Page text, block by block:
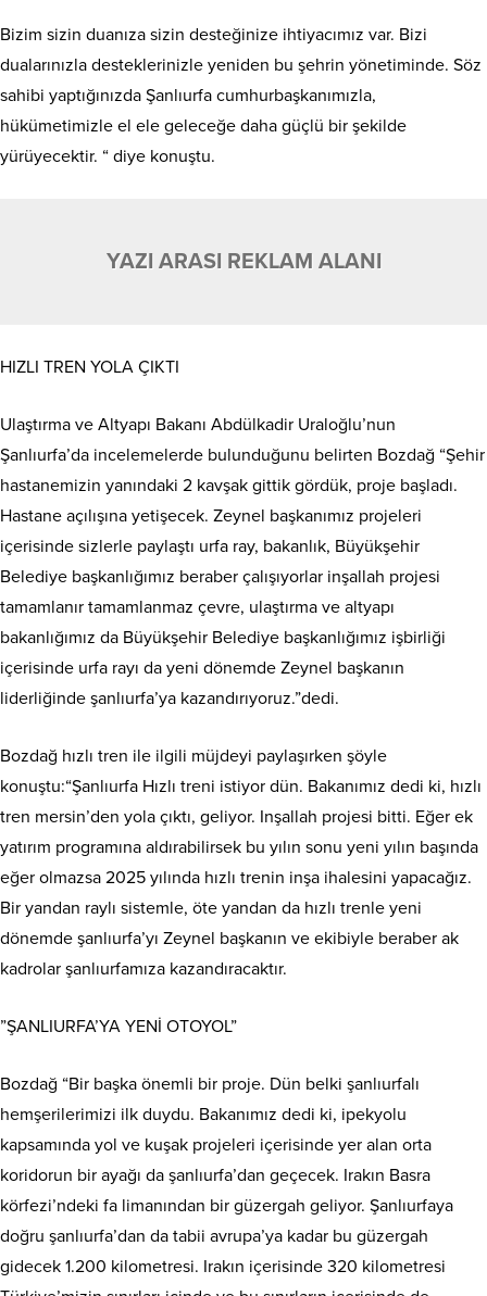
Bizim sizin duanıza sizin desteğinize ihtiyacımız var. Bizi
dualarınızla desteklerinizle yeniden bu şehrin yönetiminde. Söz
sahibi yaptığınızda Şanlıurfa cumhurbaşkanımızla,
hükümetimizle el ele geleceğe daha güçlü bir şekilde
yürüyecektir. “ diye konuştu.
YAZI ARASI REKLAM ALANI
HIZLI TREN YOLA ÇIKTI
Ulaştırma ve Altyapı Bakanı Abdülkadir Uraloğlu’nun
Şanlıurfa’da incelemelerde bulunduğunu belirten Bozdağ “Şehir
hastanemizin yanındaki 2 kavşak gittik gördük, proje başladı.
Hastane açılışına yetişecek. Zeynel başkanımız projeleri
içerisinde sizlerle paylaştı urfa ray, bakanlık, Büyükşehir
Belediye başkanlığımız beraber çalışıyorlar inşallah projesi
tamamlanır tamamlanmaz çevre, ulaştırma ve altyapı
bakanlığımız da Büyükşehir Belediye başkanlığımız işbirliği
içerisinde urfa rayı da yeni dönemde Zeynel başkanın
liderliğinde şanlıurfa’ya kazandırıyoruz.”dedi.
Bozdağ hızlı tren ile ilgili müjdeyi paylaşırken şöyle
konuştu:“Şanlıurfa Hızlı treni istiyor dün. Bakanımız dedi ki, hızlı
tren mersin’den yola çıktı, geliyor. Inşallah projesi bitti. Eğer ek
yatırım programına aldırabilirsek bu yılın sonu yeni yılın başında
eğer olmazsa 2025 yılında hızlı trenin inşa ihalesini yapacağız.
Bir yandan raylı sistemle, öte yandan da hızlı trenle yeni
dönemde şanlıurfa’yı Zeynel başkanın ve ekibiyle beraber ak
kadrolar şanlıurfamıza kazandıracaktır.
”ŞANLIURFA’YA YENİ OTOYOL”
Bozdağ “Bir başka önemli bir proje. Dün belki şanlıurfalı
hemşerilerimizi ilk duydu. Bakanımız dedi ki, ipekyolu
kapsamında yol ve kuşak projeleri içerisinde yer alan orta
koridorun bir ayağı da şanlıurfa’dan geçecek. Irakın Basra
körfezi’ndeki fa limanından bir güzergah geliyor. Şanlıurfaya
doğru şanlıurfa’dan da tabii avrupa’ya kadar bu güzergah
gidecek 1.200 kilometresi. Irakın içerisinde 320 kilometresi